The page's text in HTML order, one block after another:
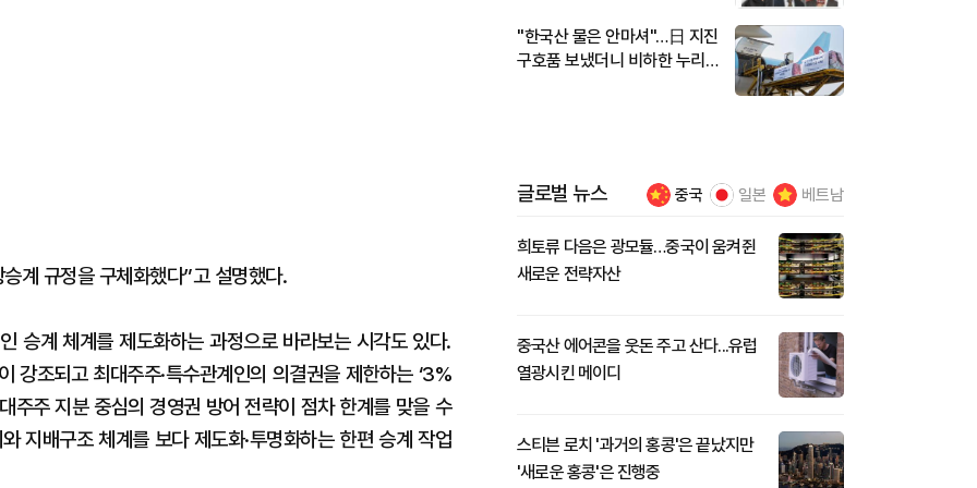
계 규정을 구체화했다”고 설명했다.
승계 체계를 제도화하는 과정으로 바라보는 시각도 있다.
강조되고 최대주주·특수관계인의 의결권을 제한하는 ‘3%
주주 지분 중심의 경영권 방어 전략이 점차 한계를 맞을 수
지배구조 체계를 보다 제도화·투명화하는 한편 승계 작업
"한국산 물은 안마셔"…日 지진
구호품 보냈더니 비하한 누리
글로벌 뉴스 중국 일본 베트남
희토류 다음은 광모듈…중국이 움켜쥔
새로운 전략자산
중국산 에어콘을 웃돈 주고 산다...유럽
열광시킨 메이디
스티븐 로치 '과거의 홍콩'은 끝났지만
'새로운 홍콩'은 진행중